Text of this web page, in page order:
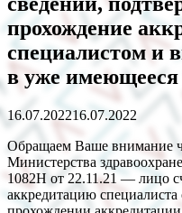
прохождение
специалистом и
в уже имеющееся
16.07.202216.07.2022
Обращаем Ваше внимание
Министерства
1082Н от 22.11.21 — лицо
аккредитацию